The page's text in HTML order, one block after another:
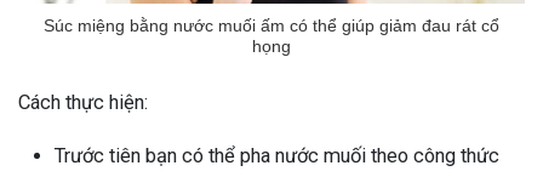
Súc miệng bằng nước muối ấm có thể giúp giảm đau rát cổ
họng
Cách thực hiện:
Trước tiên bạn có thể pha nước muối theo công thức